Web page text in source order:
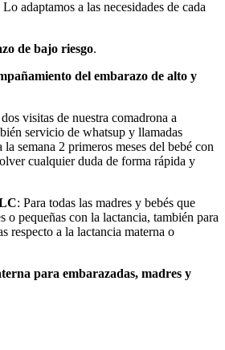
adaptamos a las necesidades de cada
de bajo riesgo.
del embarazo de alto y
visitas de nuestra comadrona a
servicio de whatsup y llamadas
semana 2 primeros meses del bebé con
cualquier duda de forma rápida y
: Para todas las madres y bebés que
o pequeñas con la lactancia, también para
respecto a la lactancia materna o
para embarazadas, madres y